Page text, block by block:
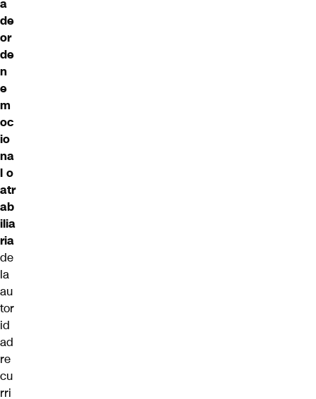
a
de
or
de
n
e
m
oc
io
na
l o
atr
ab
ilia
ria
de
la
au
tor
id
ad
re
cu
rri